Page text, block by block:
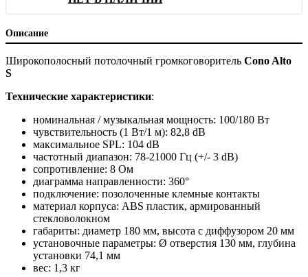
Описание
Широкополосный потолочный громкоговоритель Cono Alto
S
Технические характеристики:
номинальная / музыкальная мощность: 100/180 Вт
чувствительность (1 Вт/1 м): 82,8 dB
максимальное SPL: 104 dB
частотный диапазон: 78-21000 Гц (+/- 3 dB)
сопротивление: 8 Ом
диаграмма направленности: 360°
подключение: позолоченные клемные контакты
материал корпуса: ABS пластик, армированный
стекловолокном
габариты: диаметр 180 мм, высота с диффузором 20 мм
установочные параметры: Ø отверстия 130 мм, глубина
установки 74,1 мм
вес: 1,3 кг